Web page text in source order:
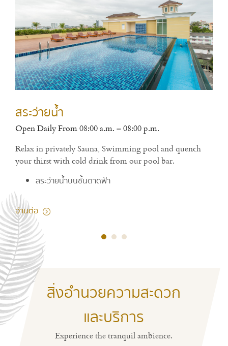
สระว่ายน้ำ
Open Daily From 08:00 a.m. – 08:00 p.m.
Relax in privately Sauna, Swimming pool and quench
your thirst with cold drink from our pool bar.
สระว่ายน้ำบนชั้นดาดฟ้า
อ่านต่อ
สิ่งอำนวยความสะดวก
และบริการ
Experience the tranquil ambience.